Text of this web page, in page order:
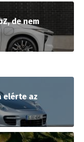
de nem
elérte az